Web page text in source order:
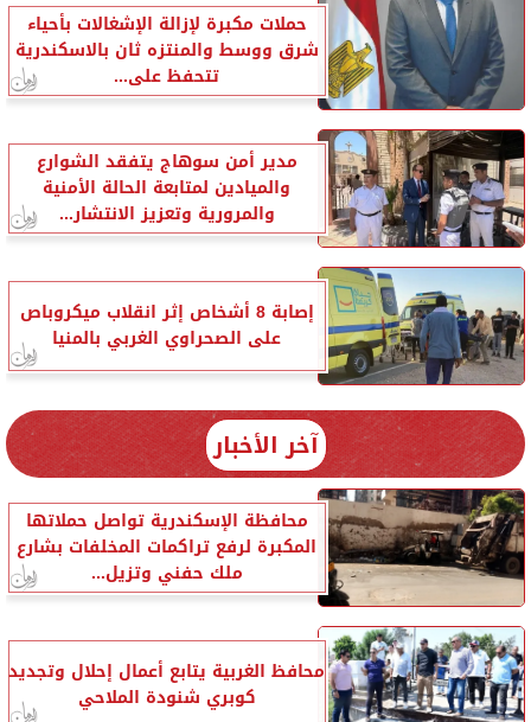
حملات مكبرة لإزالة الإشغالات بأحياء
شرق ووسط والمنتزه ثان بالاسكندرية
تتحفظ على...
مدير أمن سوهاج يتفقد الشوارع
والميادين لمتابعة الحالة الأمنية
والمرورية وتعزيز الانتشار...
إصابة 8 أشخاص إثر انقلاب ميكروباص
على الصحراوي الغربي بالمنيا
آخر الأخبار
محافظة الإسكندرية تواصل حملاتها
المكبرة لرفع تراكمات المخلفات بشارع
ملك حفني وتزيل...
محافظ الغربية يتابع أعمال إحلال وتجديد
كوبري شنودة الملاحي